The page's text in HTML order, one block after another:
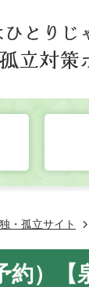
・孤立サイト
約）【